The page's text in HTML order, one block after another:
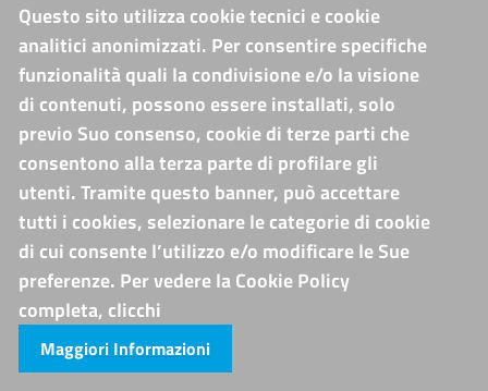
Questo sito utilizza cookie tecnici e cookie
analitici anonimizzati. Per consentire specifiche
funzionalità quali la condivisione e/o la visione
di contenuti, possono essere installati, solo
previo Suo consenso, cookie di terze parti che
consentono alla terza parte di profilare gli
utenti. Tramite questo banner, può accettare
tutti i cookies, selezionare le categorie di cookie
di cui consente l’utilizzo e/o modificare le Sue
preferenze. Per vedere la Cookie Policy
completa, clicchi
Maggiori Informazioni